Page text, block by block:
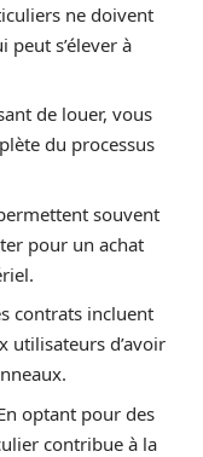
ne doivent
peut s’élever à
de louer, vous
du processus
souvent
pour un achat
contrats incluent
utilisateurs d’avoir
optant pour des
contribue à la